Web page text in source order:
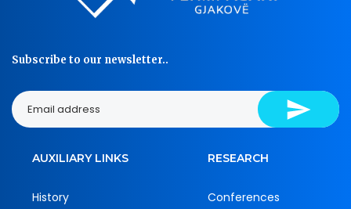
Subscribe to our newsletter..
AUXILIARY LINKS
History
RESEARCH
Conferences